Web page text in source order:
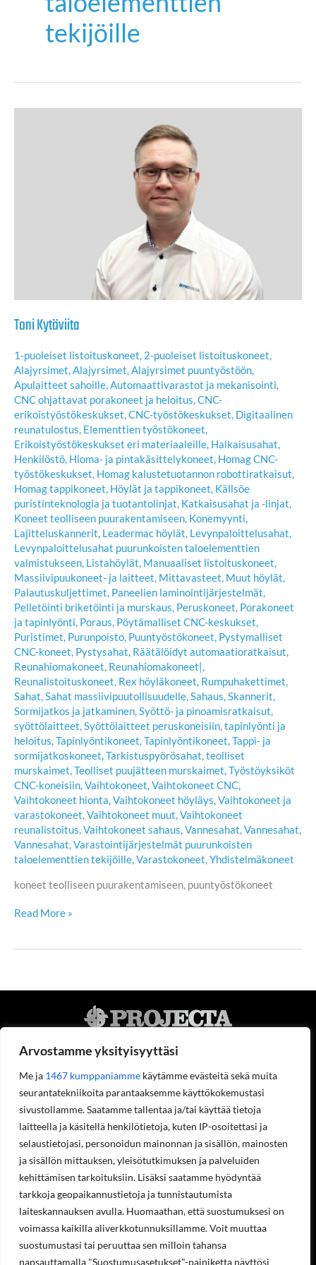
Arvostamme yksityisyyttäsi
Me ja 1467 kumppaniamme käytämme evästeitä sekä muita
seurantatekniikoita parantaaksemme käyttökokemustasi
sivustollamme. Saatamme tallentaa ja/tai käyttää tietoja
laitteella ja käsitellä henkilötietoja, kuten IP-osoitettasi ja
selaustietojasi, personoidun mainonnan ja sisällön, mainosten
ja sisällön mittauksen, yleisötutkimuksen ja palveluiden
kehittämisen tarkoituksiin. Lisäksi saatamme hyödyntää
tarkkoja geopaikannustietoja ja tunnistautumista
laiteskannauksen avulla. Huomaathan, että suostumuksesi on
voimassa kaikilla aliverkkotunnuksillamme. Voit muuttaa
suostumustasi tai peruuttaa sen milloin tahansa
napsauttamalla "Suostumusasetukset"-painiketta näyttösi
tekijöille
Toni Kytöviita
1-puoleiset listoituskoneet, 2-puoleiset listoituskoneet,
Alajyrsimet,Alajyrsimet,Alajyrsimet puuntyöstöön,
Apulaitteet sahoille,Automaattivarastot ja mekanisointi,
CNC ohjattavat porakoneet ja heloitus,CNC-
erikoistyöstökeskukset,CNC-työstökeskukset, Digitaalinen
reunatulostus, Elementtien työstökoneet,
Erikoistyöstökeskukset eri materiaaleille, Halkaisusahat,
Henkilöstö, Hioma- ja pintakäsittelykoneet, Homag CNC-
työstökeskukset, Homag kalustetuotannon robottiratkaisut,
Homag tappikoneet, Höylät ja tappikoneet, Källsöe
puristinteknologia ja tuotantolinjat, Katkaisusahat ja -linjat,
Koneet teolliseen puurakentamiseen, Konemyynti,
Lajitteluskannerit, Leadermac höylät, Levynpaloittelusahat,
Levynpaloittelusahat puurunkoisten taloelementtien
valmistukseen, Listahöylät, Manuaaliset listoituskoneet,
Massiivipuukoneet- ja laitteet, Mittavasteet, Muut höylät,
Palautuskuljettimet, Paneelien laminointijärjestelmät,
Pelletöinti briketöinti ja murskaus, Peruskoneet, Porakoneet
ja tapinlyönti, Poraus, Pöytämalliset CNC-keskukset,
Puristimet, Purunpoisto, Puuntyöstökoneet, Pystymalliset
CNC-koneet, Pystysahat, Räätälöidyt automaatioratkaisut,
Reunahiomakoneet, Reunahiomakoneet| ,
Reunalistoituskoneet, Rex höyläkoneet, Rumpuhakettimet,
Sahat,Sahat massiivipuutollisuudelle,Sahaus,Skannerit,
Sormijatkos ja jatkaminen,Syöttö- ja pinoamisratkaisut,
syöttölaitteet,Syöttölaitteet peruskoneisiin,tapinlyönti ja
heloitus,Tapinlyöntikoneet,Tapinlyöntikoneet,Tappi- ja
sormijatkoskoneet,Tarkistuspyörösahat,teolliset
murskaimet,Teolliset puujätteen murskaimet,Työstöyksiköt
CNC-koneisiin,Vaihtokoneet,Vaihtokoneet CNC,
Vaihtokoneet hionta,Vaihtokoneet höyläys,Vaihtokoneet ja
varastokoneet,Vaihtokoneet muut,Vaihtokoneet
reunalistoitus,Vaihtokoneet sahaus,Vannesahat,Vannesahat,
Vannesahat,Varastointijärjestelmät puurunkoisten
taloelementtien tekijöille,Varastokoneet,Yhdistelmäkoneet
koneet teolliseen puurakentamiseen, puuntyöstökoneet
Toni
Read More »
Projecta Oy
Tietoa meistä
Yhteystiedot
Työpaikat
Ympäristöohjelma
Rekisteriseloste
Laskutustiedot
Asiakastilin avaaminen
Tilaukset ja palautukset verkkokaupasta
Valikko